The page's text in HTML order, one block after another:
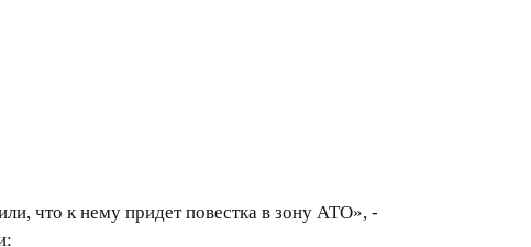
что к нему придет повестка в зону АТО», -